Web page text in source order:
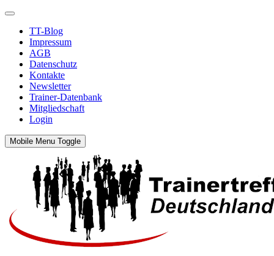
TT-Blog
Impressum
AGB
Datenschutz
Kontakte
Newsletter
Trainer-Datenbank
Mitgliedschaft
Login
Mobile Menu Toggle